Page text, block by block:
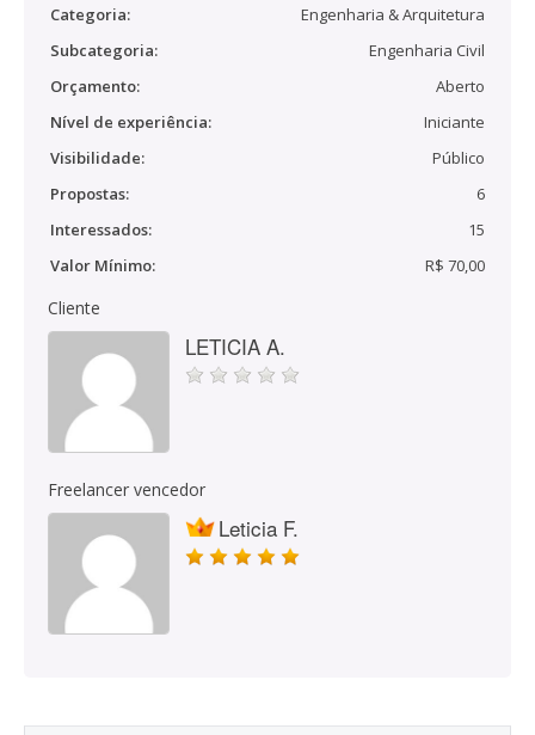
Categoria:
Engenharia & Arquitetura
Subcategoria:
Engenharia Civil
Orçamento:
Aberto
Nível de experiência:
Iniciante
Visibilidade:
Público
Propostas:
6
Interessados:
15
Valor Mínimo:
R$ 70,00
Cliente
LETICIA A.
Freelancer vencedor
Leticia F.